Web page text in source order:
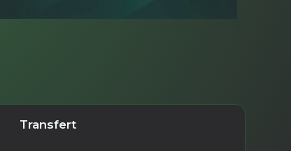
Transfert